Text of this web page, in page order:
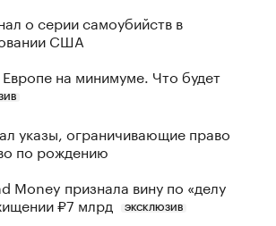
о серии самоубийств в
США
на минимуме. Что будет
указы, ограничивающие право
по рождению
Money признала вину по «делу
₽7 млрд
ЭКСКЛЮЗИВ